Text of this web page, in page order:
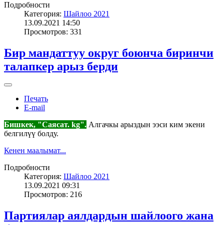
Подробности
Категория: Шайлоо 2021
13.09.2021 14:50
Просмотров: 331
Бир мандаттуу округ боюнча биринчи
талапкер арыз берди
Печать
E-mail
Бишкек, "Саясат. kg". Алгачкы арыздын ээси ким экени
белгилүү болду.
Кенен маалымат...
Подробности
Категория: Шайлоо 2021
13.09.2021 09:31
Просмотров: 216
Партиялар аялдардын шайлоого жана